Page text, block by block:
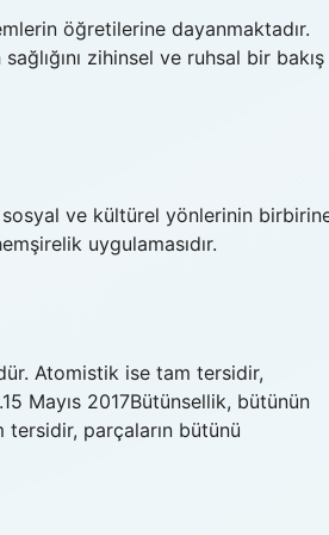
öğretilerine dayanmaktadır.
zihinsel ve ruhsal bir bakış
ve kültürel yönlerinin
uygulamasıdır.
Atomistik ise tam tersidir,
Mayıs 2017Bütünsellik, bütünün
tersidir, parçaların bütünü